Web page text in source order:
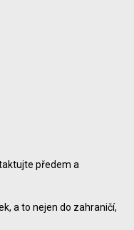
předem a
a to nejen do zahraničí,